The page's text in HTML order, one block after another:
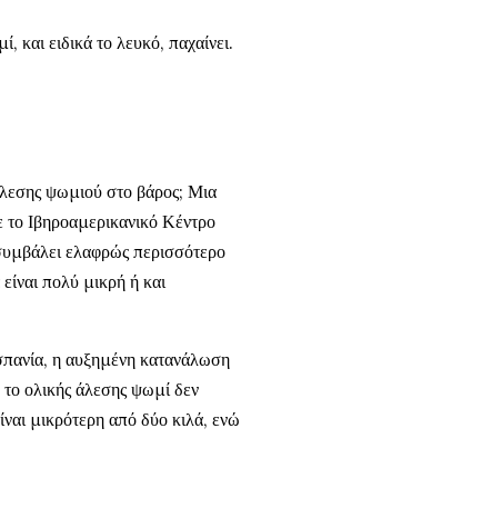
και ειδικά το λευκό, παχαίνει.
ψωμιού στο βάρος; Μια
Ιβηροαμερικανικό Κέντρο
ελαφρώς περισσότερο
πολύ μικρή ή και
η αυξημένη κατανάλωση
ολικής άλεσης ψωμί δεν
μικρότερη από δύο κιλά, ενώ